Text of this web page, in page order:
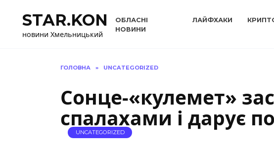
вмістуSTAR.KON
новини Хмельницький
ОБЛАСНІ
НОВИНИ
ЛАЙФХАКИ
ГОЛОВНА » UNCATEGORIZED
Сонце‑«кулемет»
спалахами і дарує
UNCATEGORIZED